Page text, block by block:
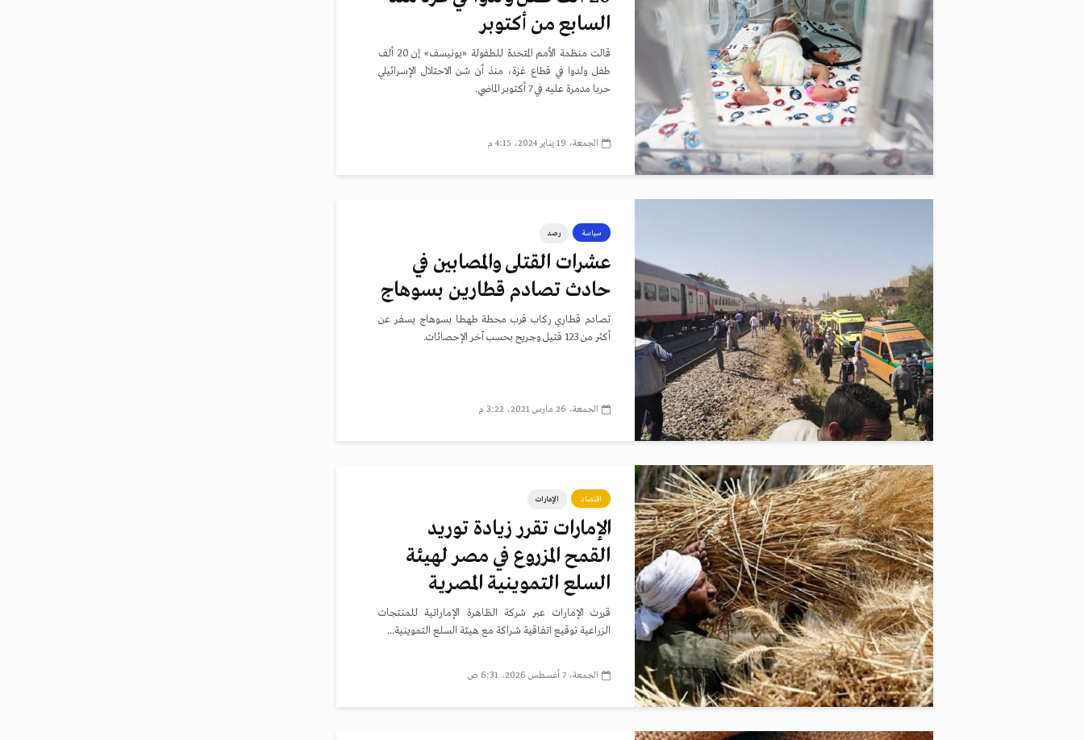
السابع من أكتوبر
قالت منظمة الأمم المتحدة للطفولة «يونيسف» إن 20 ألف
طفل ولدوا في قطاع غزة، منذ أن شن الاحتلال الإسرائيلي
حربا مدمرة عليه في 7 أكتوبر الماضي.
الجمعة، 19 يناير 2024، 4:15 م
سياسة رصد
عشرات القتلى والمصابين في
حادث تصادم قطارين بسوهاج
تصادم قطاري ركاب قرب محطة طهطا بسوهاج يسفر عن
أكثر من 123 قتيل وجريح بحسب آخر الإحصائات.
الجمعة، 26 مارس 2021، 3:22 م
اقتصاد الإمارات
الإمارات تقرر زيادة توريد
القمح المزروع في مصر لهيئة
السلع التموينية المصرية
قررت الإمارات عبر شركة الظاهرة الإماراتية للمنتجات
الزراعية توقيع اتفاقية شراكة مع هيئة السلع التموينية...
الجمعة، 7 أغسطس 2026، 6:31 ص